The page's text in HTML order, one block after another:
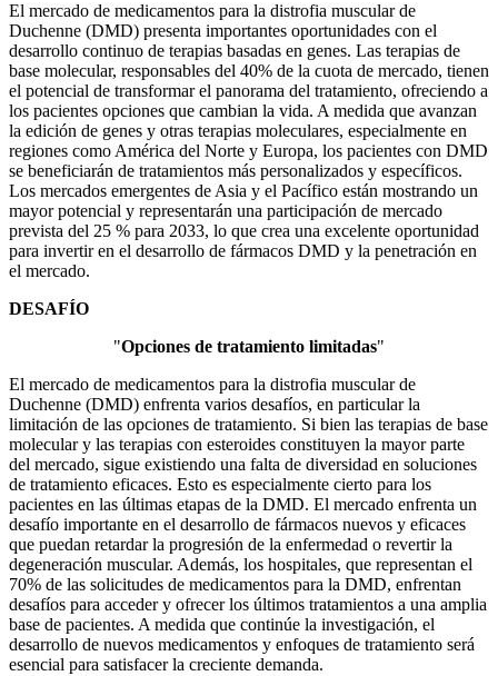
El mercado de medicamentos para la distrofia muscular de
Duchenne (DMD) presenta importantes oportunidades con el
desarrollo continuo de terapias basadas en genes. Las terapias de
base molecular, responsables del 40% de la cuota de mercado, tienen
el potencial de transformar el panorama del tratamiento, ofreciendo a
los pacientes opciones que cambian la vida. A medida que avanzan
la edición de genes y otras terapias moleculares, especialmente en
regiones como América del Norte y Europa, los pacientes con DMD
se beneficiarán de tratamientos más personalizados y específicos.
Los mercados emergentes de Asia y el Pacífico están mostrando un
mayor potencial y representarán una participación de mercado
prevista del 25 % para 2033, lo que crea una excelente oportunidad
para invertir en el desarrollo de fármacos DMD y la penetración en
el mercado.
DESAFÍO
"Opciones de tratamiento limitadas"
El mercado de medicamentos para la distrofia muscular de
Duchenne (DMD) enfrenta varios desafíos, en particular la
limitación de las opciones de tratamiento. Si bien las terapias de base
molecular y las terapias con esteroides constituyen la mayor parte
del mercado, sigue existiendo una falta de diversidad en soluciones
de tratamiento eficaces. Esto es especialmente cierto para los
pacientes en las últimas etapas de la DMD. El mercado enfrenta un
desafío importante en el desarrollo de fármacos nuevos y eficaces
que puedan retardar la progresión de la enfermedad o revertir la
degeneración muscular. Además, los hospitales, que representan el
70% de las solicitudes de medicamentos para la DMD, enfrentan
desafíos para acceder y ofrecer los últimos tratamientos a una amplia
base de pacientes. A medida que continúe la investigación, el
desarrollo de nuevos medicamentos y enfoques de tratamiento será
esencial para satisfacer la creciente demanda.